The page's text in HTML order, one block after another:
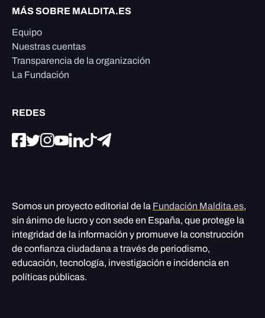
MÁS SOBRE MALDITA.ES
Equipo
Nuestras cuentas
Transparencia de la organización
La Fundación
REDES
Somos un proyecto editorial de la Fundación Maldita.es,
sin ánimo de lucro y con sede en España, que protege la
integridad de la información y promueve la construcción
de confianza ciudadana a través de periodismo,
educación, tecnología, investigación e incidencia en
políticas públicas.